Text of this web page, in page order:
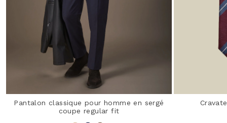
Pantalon classique pour homme en sergé
coupe regular fit